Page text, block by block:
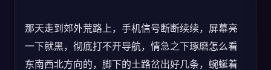
那天走到郊外荒路上，手机信号断断续续，屏幕亮
一下就黑，彻底打不开导航，情急之下琢磨怎么看
东南西北方向的，脚下的土路岔出好几条，蜿蜒着